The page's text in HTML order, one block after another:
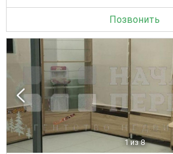
Позвонить
1 из 8